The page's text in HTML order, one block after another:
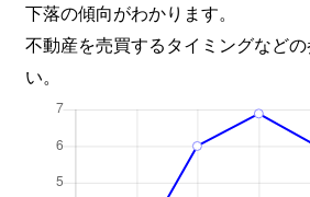
下落の傾向がわかります。
不動産を売買するタイミングなど
い。